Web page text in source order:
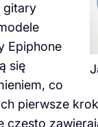
gitary
Epiphone
się
co
pierwsze